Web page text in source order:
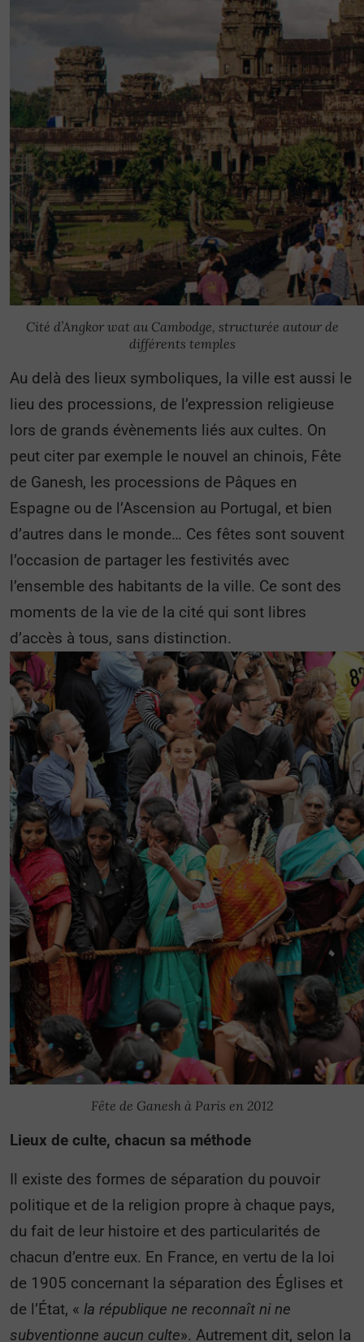
Cité d’Angkor wat au Cambodge, structurée autour de
différents temples
Au delà des lieux symboliques, la ville est aussi le
lieu des processions, de l’expression religieuse
lors de grands évènements liés aux cultes. On
peut citer par exemple le nouvel an chinois, Fête
de Ganesh, les processions de Pâques en
Espagne ou de l’Ascension au Portugal, et bien
d’autres dans le monde… Ces fêtes sont souvent
l’occasion de partager les festivités avec
l’ensemble des habitants de la ville. Ce sont des
moments de la vie de la cité qui sont libres
d’accès à tous, sans distinction.
Fête de Ganesh à Paris en 2012
Lieux de culte, chacun sa méthode
Il existe des formes de séparation du pouvoir
politique et de la religion propre à chaque pays,
du fait de leur histoire et des particularités de
chacun d’entre eux. En France, en vertu de la loi
de 1905 concernant la séparation des Églises et
de l’État, « la république ne reconnaît ni ne
subventionne aucun culte». Autrement dit, selon la